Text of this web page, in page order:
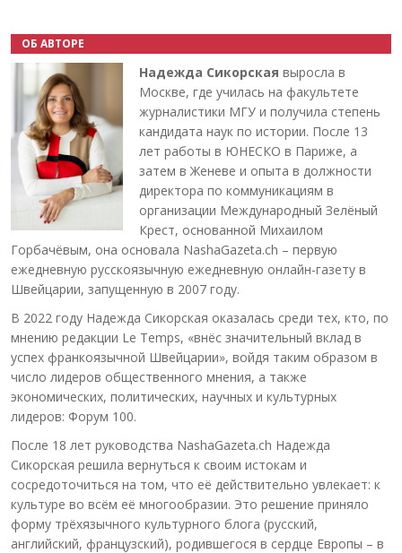
ОБ АВТОРЕ
Надежда Сикорская выросла в
Москве, где училась на факультете
журналистики МГУ и получила степень
кандидата наук по истории. После 13
лет работы в ЮНЕСКО в Париже, а
затем в Женеве и опыта в должности
директора по коммуникациям в
организации Международный Зелёный
Крест, основанной Михаилом
Горбачёвым, она основала NashaGazeta.ch – первую
ежедневную русскоязычную ежедневную онлайн-газету в
Швейцарии, запущенную в 2007 году.
В 2022 году Надежда Сикорская оказалась среди тех, кто, по
мнению редакции Le Temps, «внёс значительный вклад в
успех франкоязычной Швейцарии», войдя таким образом в
число лидеров общественного мнения, а также
экономических, политических, научных и культурных
лидеров: Форум 100.
После 18 лет руководства NashaGazeta.ch Надежда
Сикорская решила вернуться к своим истокам и
сосредоточиться на том, что её действительно увлекает: к
культуре во всём её многообразии. Это решение приняло
форму трёхязычного культурного блога (русский,
английский, французский), родившегося в сердце Европы – в